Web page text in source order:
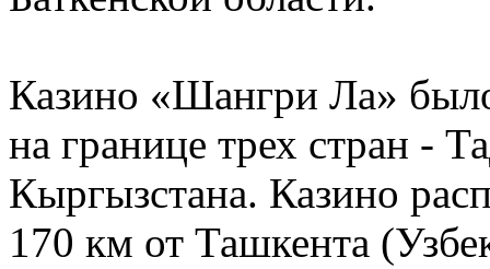
Казино «Шангри Ла»
на границе трех стран -
Кыргызстана. Казино
170 км от Ташкента